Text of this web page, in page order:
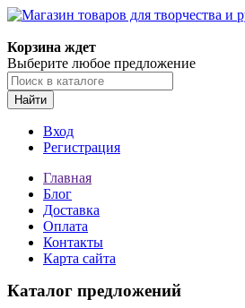
Корзина ждет
Выберите любое предложение
Найти
Вход
Регистрация
Главная
Блог
Доставка
Оплата
Контакты
Карта сайта
Каталог предложений